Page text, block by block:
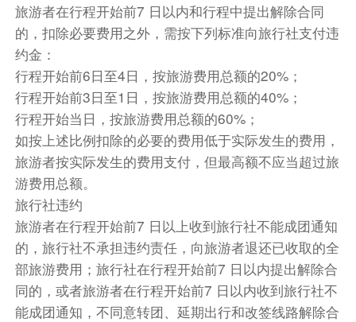
旅游者在行程开始前7 日以内和行程中提出解除合同
的，扣除必要费用之外，需按下列标准向旅行社支付违
约金：
行程开始前6日至4日，按旅游费用总额的20%；
行程开始前3日至1日，按旅游费用总额的40%；
行程开始当日，按旅游费用总额的60%；
如按上述比例扣除的必要的费用低于实际发生的费用，
旅游者按实际发生的费用支付，但最高额不应当超过旅
游费用总额。
旅行社违约
旅游者在行程开始前7 日以上收到旅行社不能成团通知
的，旅行社不承担违约责任，向旅游者退还已收取的全
部旅游费用；旅行社在行程开始前7 日以内提出解除合
同的，或者旅游者在行程开始前7 日以内收到旅行社不
能成团通知，不同意转团、延期出行和改签线路解除合